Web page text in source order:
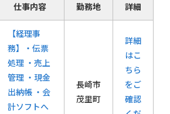
仕事内容 勤務地 詳細
【経理事
務】・伝票
処理 ・売上
管理 ・現金
出納帳 ・会
計ソフトへ
長崎市
茂里町
詳細
はこ
ちら
をご
確認